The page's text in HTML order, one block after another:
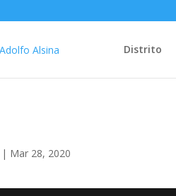
Distrito
| Mar 28, 2020